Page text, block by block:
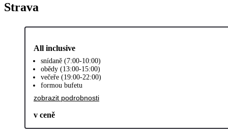
Strava
All inclusive
snídaně (7:00-10:00)
obědy (13:00-15:00)
večeře (19:00-22:00)
formou bufetu
zobrazit podrobnosti
v ceně